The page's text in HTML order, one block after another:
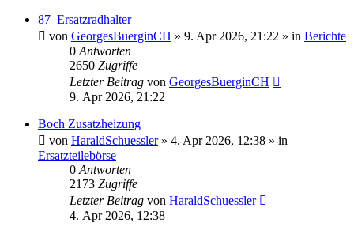
87_Ersatzradhalter
von GeorgesBuerginCH » 9. Apr 2026, 21:22 » in Berichte
0 Antworten
2650 Zugriffe
Letzter Beitrag von GeorgesBuerginCH
9. Apr 2026, 21:22
Boch Zusatzheizung
von HaraldSchuessler» 4. Apr 2026, 12:38 » in
Ersatzteilebörse
0 Antworten
2173 Zugriffe
Letzter Beitrag von HaraldSchuessler
4. Apr 2026, 12:38